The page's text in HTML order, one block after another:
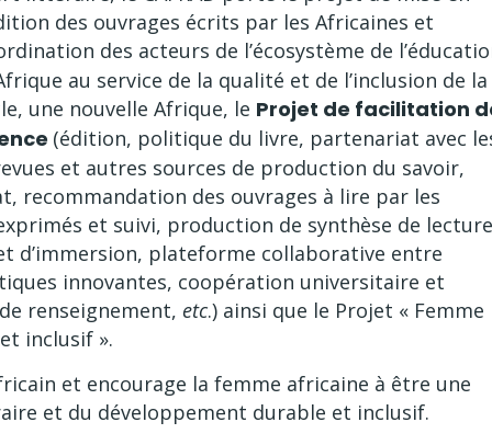
des ouvrages écrits par les Africaines et
des acteurs de l’écosystème de
au service de la qualité et de l’inclusion de la
une nouvelle Afrique, le Projet de facilitation
(édition, politique du livre, partenariat avec
et autres sources de production du savoir,
recommandation des ouvrages à lire par les
et suivi, production de synthèse de
d’immersion, plateforme collaborative entre
innovantes, coopération universitaire et
renseignement, etc.) ainsi que le Projet « Femme
inclusif ».
et encourage la femme africaine à être une
et du développement durable et inclusif.